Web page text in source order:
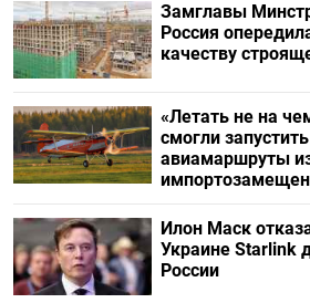
Замглавы
Россия
качеству
«Летать не на
смогли
авиамаршруты
Илон Маск
Украине Starlink
России